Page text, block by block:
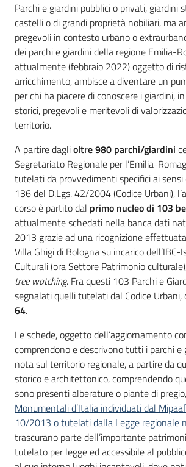
Piani
Programmi
Progetti
Mediateca
Giuseppe
Guglielmi
Seguici
su
Parchi e giardini pubblici o privati, giardini
castelli o di grandi proprietà nobiliari, ma
pregevoli in contesto urbano o
dei parchi e giardini della regione Emilia-
attualmente (febbraio 2022) oggetto di
arricchimento, ambisce a diventare un
per chi ha piacere di conoscere i giardini,
storici, pregevoli e meritevoli di
territorio.
A partire daglioltre 980 parchi/giardini
Segretariato Regionale per l’Emilia-
tutelati da provvedimenti specifici ai
136 del D.Lgs. 42/2004 (Codice Urbani),
corso è partito dal primo nucleo di 103
attualmente schedati nella banca dati
2013 grazie ad una ricognizione
Villa Ghigi di Bologna su incarico
Culturali (ora Settore Patrimonio
tree watching. Fra questi 103 Parchi e
segnalati quelli tutelati dal Codice
64.
Le schede, oggetto dell’aggiornamento
comprendono e descrivono tutti i parchi e
nota sul territorio regionale, a partire da
storico e architettonico, comprendendo
sono presenti alberature o piante di pregio,
Monumentali d’Italia individuati dal
10/2013 o tutelati dalla Legge regionale
trascurano parte dell’importante
tutelato per legge ed accessibile al